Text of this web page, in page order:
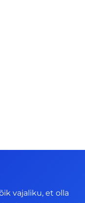
vajaliku, et olla